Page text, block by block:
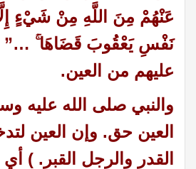
عَنْهُمْ مِنَ اللَّهِ مِنْ شَيْءٍ
نَفْسِ يَعْقُوبَ قَضَاهَا
عليهم من العين.
والنبي صلى الله عليه
العين حق. وإن العين
القدر والرجل القبر. )